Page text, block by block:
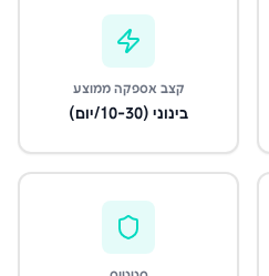
קצב אספקה ממוצע
בינוני (10-30/יום)